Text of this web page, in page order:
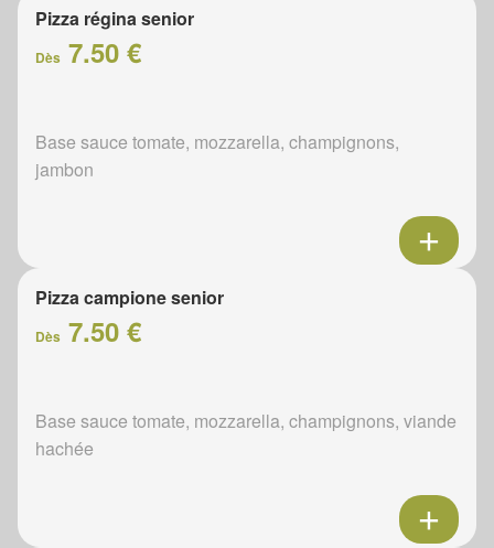
Pizza régina senior
Dès 7.50 €
Base sauce tomate, mozzarella, champignons,
jambon
Pizza campione senior
Dès 7.50 €
Base sauce tomate, mozzarella, champignons, viande
hachée